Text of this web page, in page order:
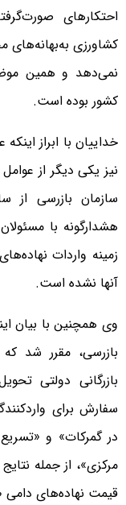
احتکار‌های
کشاورزی به‌بهانه‌های
نمی‌دهد و همین
کشور بوده است.
خداییان با ابراز
نیز یکی دیگر از
هشدارگونه با
زمینه واردات
آنها نشده است.
وی همچنین با بیان
بازرسی، مقرر شد
بازرگانی دولتی
سفارش برای
در گمرکات» و
مرکزی»، از جمله
قیمت نهاده‌های